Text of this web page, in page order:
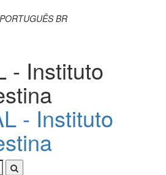
PORTUGUÊS BR
- Instituto